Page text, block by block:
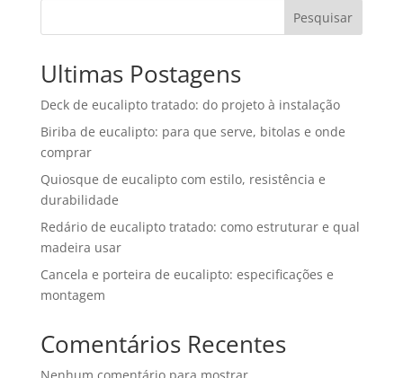
Pesquisar
Ultimas Postagens
Deck de eucalipto tratado: do projeto à instalação
Biriba de eucalipto: para que serve, bitolas e onde
comprar
Quiosque de eucalipto com estilo, resistência e
durabilidade
Redário de eucalipto tratado: como estruturar e qual
madeira usar
Cancela e porteira de eucalipto: especificações e
montagem
Comentários Recentes